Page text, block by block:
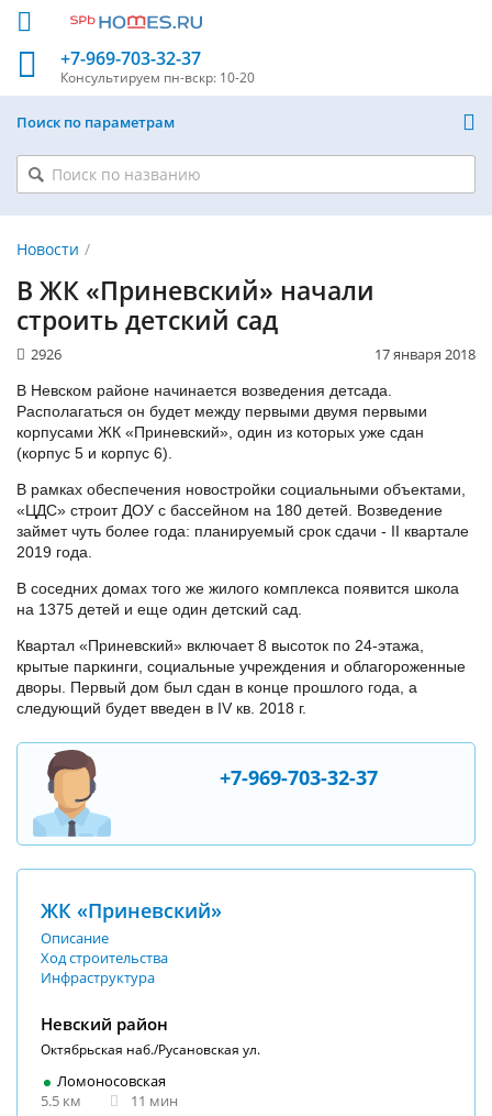
+7-969-703-32-37
Консультируем пн-вскр: 10-20
Поиск по параметрам
Новости
В ЖК «Приневский» начали
строить детский сад
17 января 2018
2926
В Невском районе начинается возведения детсада.
Располагаться он будет между первыми двумя первыми
корпусами ЖК «Приневский», один из которых уже сдан
(корпус 5 и корпус 6).
В рамках обеспечения новостройки социальными объектами,
«ЦДС» строит ДОУ с бассейном на 180 детей. Возведение
займет чуть более года: планируемый срок сдачи - II квартале
2019 года.
В соседних домах того же жилого комплекса появится школа
на 1375 детей и еще один детский сад.
Квартал «Приневский» включает 8 высоток по 24-этажа,
крытые паркинги, социальные учреждения и облагороженные
дворы. Первый дом был сдан в конце прошлого года, а
следующий будет введен в IV кв. 2018 г.
+7-969-703-32-37
ЖК «Приневский»
Описание
Ход строительства
Инфраструктура
Невский район
Октябрьская наб./Русановская ул.
Ломоносовская
5.5 км
11 мин